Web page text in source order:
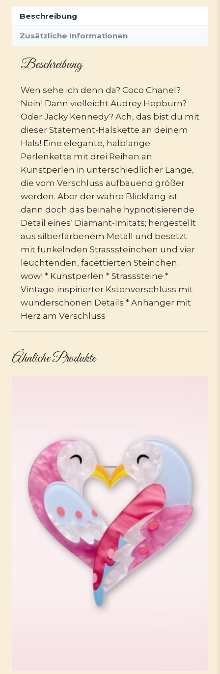
Beschreibung
Zusätzliche Informationen
Beschreibung
Wen sehe ich denn da? Coco Chanel?
Nein! Dann vielleicht Audrey Hepburn?
Oder Jacky Kennedy? Ach, das bist du mit
dieser Statement-Halskette an deinem
Hals! Eine elegante, halblange
Perlenkette mit drei Reihen an
Kunstperlen in unterschiedlicher Länge,
die vom Verschluss aufbauend größer
werden. Aber der wahre Blickfang ist
dann doch das beinahe hypnotisierende
Detail eines‘ Diamant-Imitats; hergestellt
aus silberfarbenem Metall und besetzt
mit funkelnden Strasssteinchen und vier
leuchtenden, facettierten Steinchen…
wow! * Kunstperlen * Strasssteine *
Vintage-inspirierter Kstenverschluss mit
wunderschönen Details * Anhänger mit
Herz am Verschluss
Ähnliche Produkte